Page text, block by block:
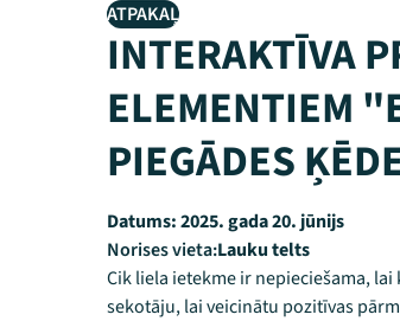
ATPAKAĻ
INTERAKTĪVA
ELEMENTIEM
PIEGĀDES
Datums:2025. gada 20. jūnijs
Norises vieta:Lauku telts
Cik liela ietekme ir nepieciešama,
sekotāju, lai veicinātu pozitīvas